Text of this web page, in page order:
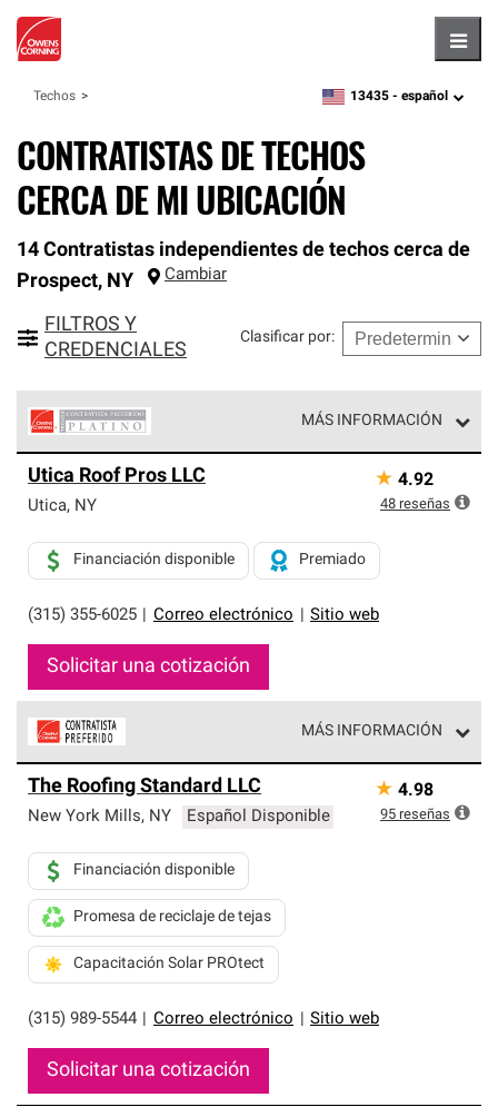
Techos zipcode,language
13435 - español
CONTRATISTAS DE TECHOS
CERCA DE MI UBICACIÓN
14 Contratistas independientes de techos cerca de
Prospect, NY Cambiar
FILTROS Y
CREDENCIALES
Clasificar por:
MÁS INFORMACIÓN
Corning constituyen el nivel superior de nuestra red
exclusiva y cumplen con estándares estrictos de
Solo ellos pueden ofrecer nuestra mejor garantía de
sistemas de techos.
Utica Roof Pros LLC
Utica, NY
(315) 355-6025 Correo electrónico Sitio web
Financiación disponible Premiado
Solicitar una cotización
★ 4.92
48 reseñas
MÁS INFORMACIÓN
parte de una red exclusiva de profesionales de techos
que cumplen con altos estándares y requisitos estrictos
The Roofing Standard LLC
New York Mills, NY Español Disponible
(315) 989-5544 Correo electrónico Sitio web
Financiación disponible
Promesa de reciclaje de tejas
Capacitación Solar PROtect
Solicitar una cotización
★ 4.98
95 reseñas